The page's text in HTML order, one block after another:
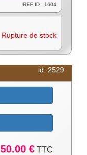
!REF ID : 1604
Rupture de stock
id: 2529
50.00 € TTC